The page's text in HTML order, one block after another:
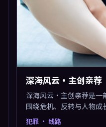
深海风云·主创亲荐
深海风云·主创亲荐是一
围绕危机、反转与人物成
推荐观看。
犯罪 · 线路